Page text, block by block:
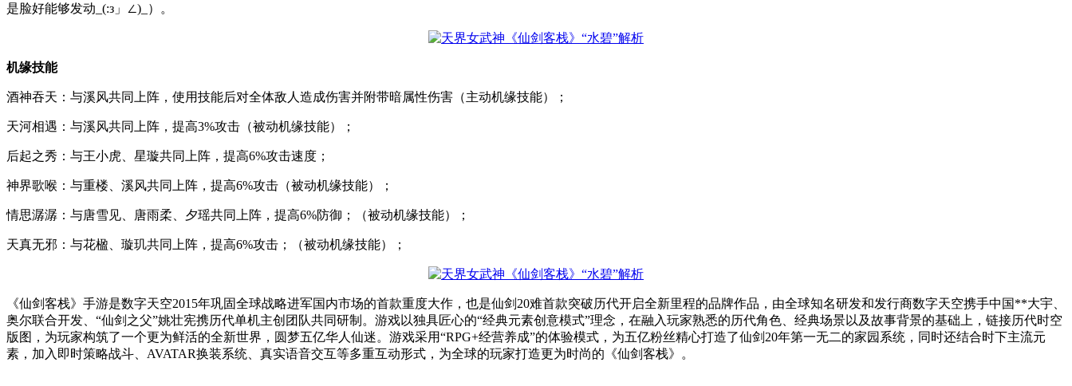
是脸好能够发动_(:з」∠)_）。
机缘技能
酒神吞天：与溪风共同上阵，使用技能后对全体敌人造成伤害并附带暗属性伤害（主动机缘技能）；
天河相遇：与溪风共同上阵，提高3%攻击（被动机缘技能）；
后起之秀：与王小虎、星璇共同上阵，提高6%攻击速度；
神界歌喉：与重楼、溪风共同上阵，提高6%攻击（被动机缘技能）；
情思潺潺：与唐雪见、唐雨柔、夕瑶共同上阵，提高6%防御；（被动机缘技能）；
天真无邪：与花楹、璇玑共同上阵，提高6%攻击；（被动机缘技能）；
《仙剑客栈》手游是数字天空2015年巩固全球战略进军国内市场的首款重度大作，也是仙剑20难首款突破历代开启全新里程的品牌作品，由全球知名研发和发行商数字天空携手中国**大宇、
奥尔联合开发、“仙剑之父”姚壮宪携历代单机主创团队共同研制。游戏以独具匠心的“经典元素创意模式”理念，在融入玩家熟悉的历代角色、经典场景以及故事背景的基础上，链接历代时空
版图，为玩家构筑了一个更为鲜活的全新世界，圆梦五亿华人仙迷。游戏采用“RPG+经营养成”的体验模式，为五亿粉丝精心打造了仙剑20年第一无二的家园系统，同时还结合时下主流元
素，加入即时策略战斗、AVATAR换装系统、真实语音交互等多重互动形式，为全球的玩家打造更为时尚的《仙剑客栈》。